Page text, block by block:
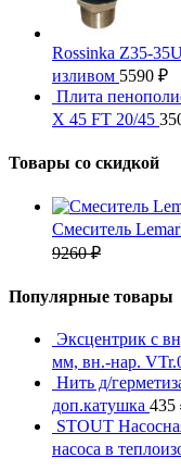
Rossinka Z35-
изливом 5590 ₽
Плита
X 45 FT 20/45
Товары со скидкой
Смеситель
9260₽
Популярные товары
Эксцентрик с
мм, вн.-нар.
Нить д/
доп.катушка 435
STOUT
насоса в